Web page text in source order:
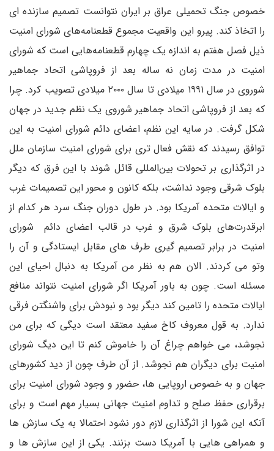
خصوص جنگ تحمیلی عراق بر ایران نتوانست تصمیم سازنده ای
را اتخاذ کند. پیرو این واقعیت مجموع قطعنامه‌های شورای امنیت
ذیل فصل هفتم به اندازه یک چهارم قطعنامه‌هایی است که شورای
امنیت در مدت زمان نه ساله بعد از فروپاشی اتحاد جماهیر
شوروی در سال ۱۹۹۱ میلادی تا سال ۲۰۰۰ میلادی تصویب کرد. چرا
که بعد از فروپاشی اتحاد جماهیر شوروی یک نظم جدید در جهان
شکل گرفت. در سایه این نظم، اعضای دائم شورای امنیت به این
توافق رسیدند که نقش فعال تری برای شورای امنیت سازمان ملل
در اثرگذاری بر تحولات بین‌المللی قائل شوند با این فرق که دیگر
بلوک شرقی وجود نداشت، بلکه کانون و محور این تصمیمات غرب
و ایالات متحده آمریکا بود. در طول دوران جنگ سرد هر کدام از
ابرقدرت‌های بلوک شرق و غرب در قالب اعضای دائم شورای
امنیت در برابر تصمیم گیری طرف های مقابل ایستادگی و آن را
وتو می کردند. الان هم به نظر من آمریکا به دنبال احیای این
مسئله است. چون به باور آمریکا اگر شورای امنیت نتواند منافع
ایالات متحده را تامین کند دیگر بود و نبودش برای واشنگتن فرقی
ندارد. به قول معروف کاخ سفید معتقد است دیگی که برای من
نجوشد، می خواهم چراغ آن را خاموش کنم تا این دیگ شورای
امنیت برای دیگران هم نجوشد. از آن طرف چون از دید کشورهای
جهان و به خصوص اروپایی ها، حضور و وجود شورای امنیت برای
برقراری حفظ صلح و تداوم امنیت جهانی بسیار مهم است و برای
آنکه این شورا از اثرگذاری لازم دور نشود احتمالا به یک سازش ها
و همراهی هایی با آمریکا دست بزنند. یکی از این سازش ها و